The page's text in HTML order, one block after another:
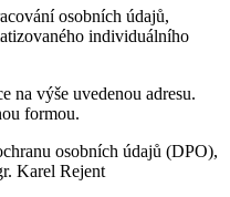
osobních údajů,
individuálního
na výše uvedenou adresu.
formou.
osobních údajů (DPO),
Karel Rejent